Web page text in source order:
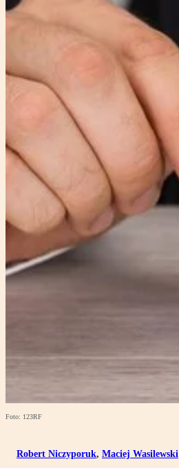
Foto: 123RF
Robert Niczyporuk, Maciej Wasilewski